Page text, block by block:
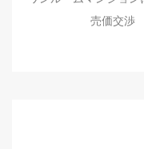
売価交渉